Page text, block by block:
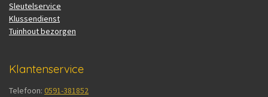
Sleutelservice
Klussendienst
Tuinhout bezorgen
Klantenservice
Telefoon: 0591-381852